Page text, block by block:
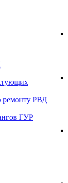
ремонту РВД
ГУР